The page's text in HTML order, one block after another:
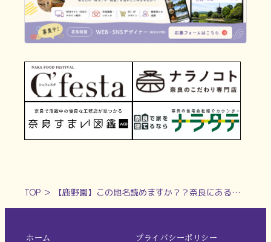
TOP ＞ 【鹿野園】この地名読めますか？？奈良にある難読地名
ホーム プライバシーポリシー